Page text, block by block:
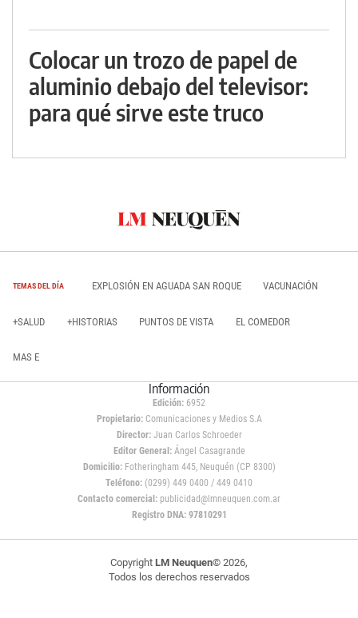
Colocar un trozo de papel de
aluminio debajo del televisor:
para qué sirve este truco
TEMAS DEL DÍA EXPLOSIÓN EN AGUADA SAN ROQUE VACUNACIÓN
+SALUD +HISTORIAS PUNTOS DE VISTA EL COMEDOR
MAS E
Información
Edición: 6952
Propietario:Comunicaciones y Medios S.A
Director: Juan Carlos Schroeder
Editor General:Ángel Casagrande
Domicilio:Fotheringham 445, Neuquén (CP 8300)
Teléfono: (0299) 449 0400 / 449 0410
Contacto comercial: publicidad@lmneuquen.com.ar
Registro DNA: 97810291
Copyright LM Neuquen© 2026,
Todos los derechos reservados